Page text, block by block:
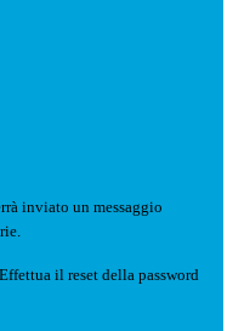
inviato un messaggio
il reset della password